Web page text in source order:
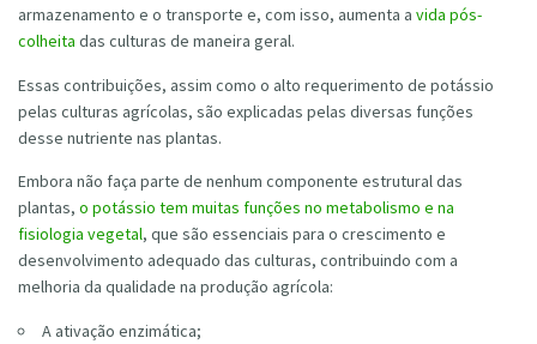
armazenamento e o transporte e, com isso, aumenta a vida pós-
colheita das culturas de maneira geral.
Essas contribuições, assim como o alto requerimento de potássio
pelas culturas agrícolas, são explicadas pelas diversas funções
desse nutriente nas plantas.
Embora não faça parte de nenhum componente estrutural das
plantas, o potássio tem muitas funções no metabolismo e na
fisiologia vegetal, que são essenciais para o crescimento e
desenvolvimento adequado das culturas, contribuindo com a
melhoria da qualidade na produção agrícola:
A ativação enzimática;